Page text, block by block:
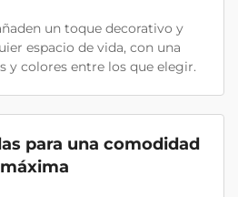
un toque decorativo y
espacio de vida, con una
y colores entre los que elegir.
para una comodidad
máxima